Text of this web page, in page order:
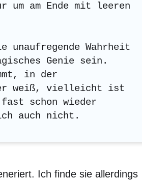
um am Ende mit leeren
Wahrheit
Genie sein.
in der
weiß, vielleicht ist
schon wieder
auch nicht.
Ich finde sie allerdings